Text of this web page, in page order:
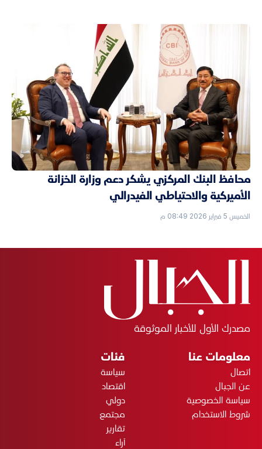
محافظ البنك المركزي يشكر دعم وزارة الخزانة
الأميركية والاحتياطي الفيدرالي
الخميس 5 فبراير 2026 08:49 م
مصدرك الأول للأخبار الموثوقة
معلومات عنا
اتصال
عن الجبال
سياسة الخصوصية
شروط الاستخدام
فئات
سياسة
اقتصاد
دولي
مجتمع
تقارير
آراء